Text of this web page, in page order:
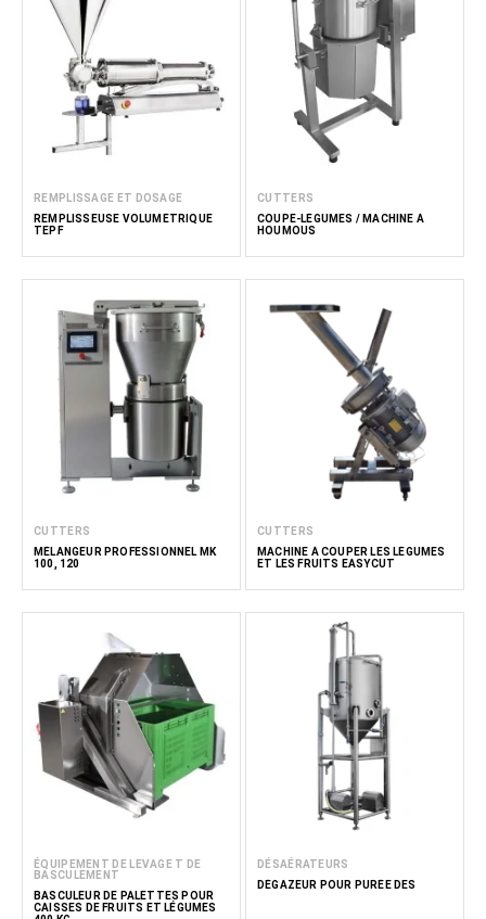
REMPLISSAGE ET DOSAGE
REMPLISSEUSE VOLUMÉTRIQUE
TEPF
CUTTERS
COUPE-LÉGUMES / MACHINE À
HOUMOUS
CUTTERS
MÉLANGEUR PROFESSIONNEL MK
100, 120
CUTTERS
MACHINE À COUPER LES LÉGUMES
ET LES FRUITS EASYCUT
ÉQUIPEMENT DE LEVAGE T DE
BASCULEMENT
BASCULEUR DE PALETTES POUR
CAISSES DE FRUITS ET LÉGUMES
DÉSAÉRATEURS
DÉGAZEUR POUR PURÉE DES